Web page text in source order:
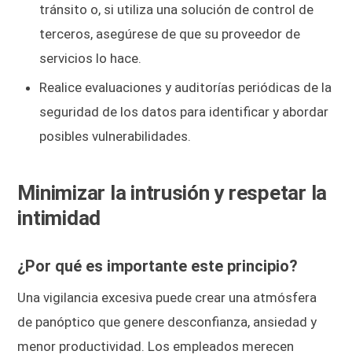
tránsito o, si utiliza una solución de control de
terceros, asegúrese de que su proveedor de
servicios lo hace.
Realice evaluaciones y auditorías periódicas de la
seguridad de los datos para identificar y abordar
posibles vulnerabilidades.
Minimizar la intrusión y respetar la
intimidad
¿Por qué es importante este principio?
Una vigilancia excesiva puede crear una atmósfera
de panóptico que genere desconfianza, ansiedad y
menor productividad. Los empleados merecen